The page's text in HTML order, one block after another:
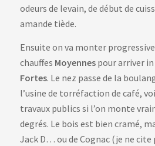
odeurs de levain, de début de
amande tiède.
Ensuite on va monter
chauffes Moyennespour arriver in
Fortes. Le nez passe de la
l’usine de torréfaction de café,
travaux publics si l’on monte
degrés. Le bois est bien cramé,
Jack D… ou de Cognac (je ne cite